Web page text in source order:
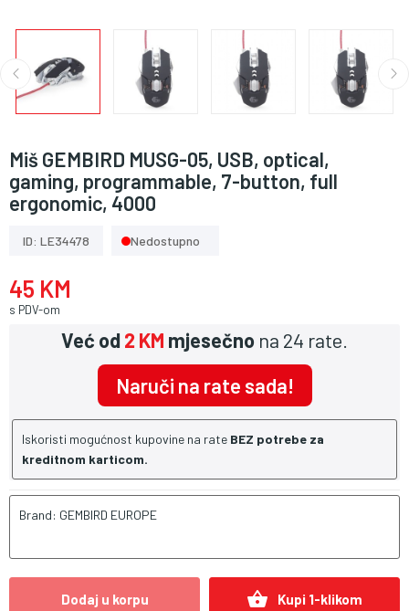
Miš GEMBIRD MUSG-05, USB, optical,
gaming, programmable, 7-button, full
ergonomic, 4000
ID: LE34478 Nedostupno
45 KM
s PDV-om
Već od2 KM mjesečno na 24 rate.
Naruči na rate sada!
Iskoristi mogućnost kupovine na rate BEZ potrebe za
kreditnom karticom.
Brand: GEMBIRD EUROPE
Dodaj u korpu shopping_basket Kupi 1-klikom